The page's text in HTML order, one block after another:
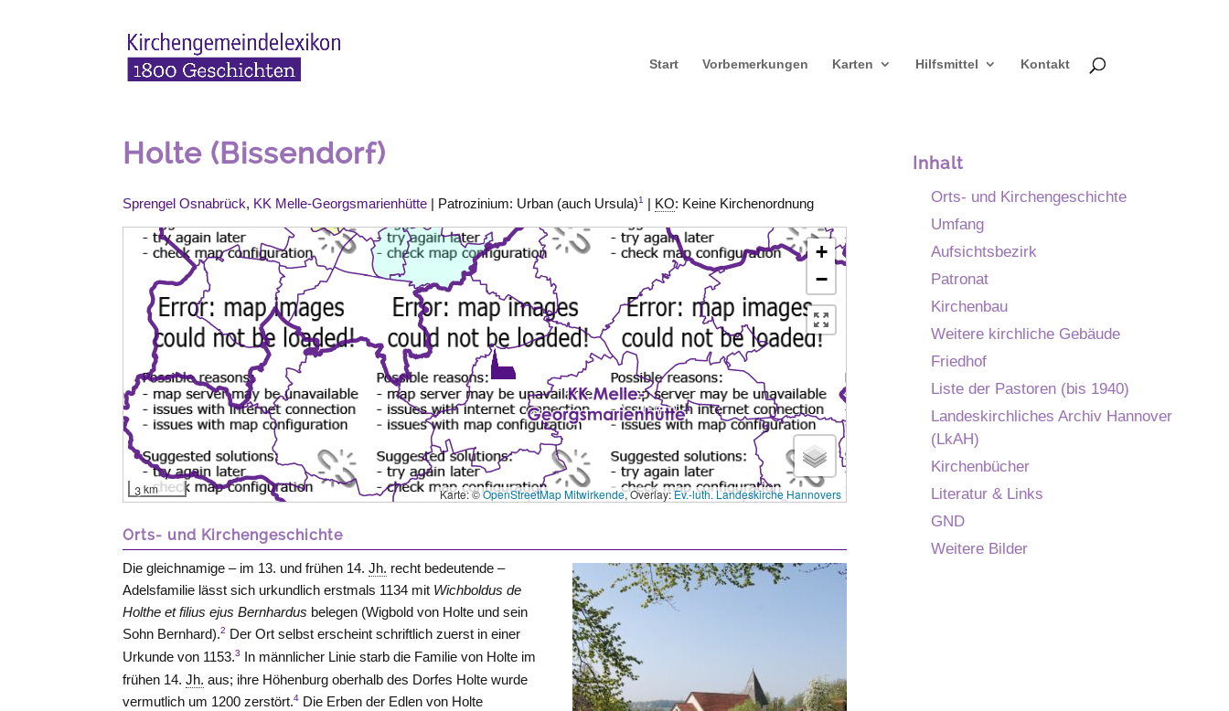
Start Vorbemerkungen Karten Hilfsmittel Kontakt
Holte (Bissendorf)
Sprengel Osnabrück, KK Melle-Georgsmarienhütte | Patrozinium: Urban (auch Ursula)1 | KO: Keine Kirchenordnung
+
−
3 km Karte: ©OpenStreetMap Mitwirkende, Overlay:Ev.-luth. Landeskirche Hannovers
Orts- und Kirchengeschichte
Die gleichnamige – im 13. und frühen 14.Jh. recht bedeutende –
Adelsfamilie lässt sich urkundlich erstmals 1134 mit Wichboldus de
Holthe et filius ejus Bernhardus belegen (Wigbold von Holte und sein
Sohn Bernhard).2 Der Ort selbst erscheint schriftlich zuerst in einer
Urkunde von 1153.3 In männlicher Linie starb die Familie von Holte im
frühen 14.Jh. aus; ihre Höhenburg oberhalb des Dorfes Holte wurde
vermutlich um 1200 zerstört.4 Die Erben der Edlen von Holte
Inhalt
Orts- und Kirchengeschichte
Umfang
Aufsichtsbezirk
Patronat
Kirchenbau
Weitere kirchliche Gebäude
Friedhof
Liste der Pastoren (bis 1940)
Landeskirchliches Archiv Hannover
(LkAH)
Kirchenbücher
Literatur & Links
GND
Weitere Bilder